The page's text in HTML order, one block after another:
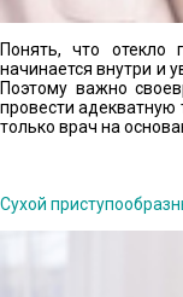
Понять, что отекло
начинается внутри и
Поэтому важно
провести
только врач на
Сухой